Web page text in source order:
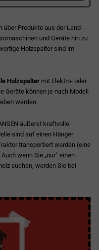
über Produkte aus der Land-
und Geräte hin zu
Holzspalter sind im
Holzspalter mit Elektro- oder
Geräte können je nach Modell
werden.
äußerst kraftvolle
sind auf einen Hänger
transportiert werden (eine
wenn Sie „nur“ einen
suchen, werden Sie bei